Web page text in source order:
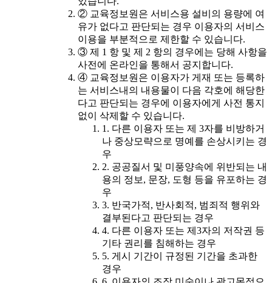
② 교육정보원은 서비스용 설비의 용량에 여
유가 없다고 판단되는 경우 이용자의 서비스
이용을 부분적으로 제한할 수 있습니다.
③ 제 1 항 및 제 2 항의 경우에는 당해 사항을
사전에 온라인을 통해서 공지합니다.
④ 교육정보원은 이용자가 게재 또는 등록하
는 서비스내의 내용물이 다음 각호에 해당한
다고 판단되는 경우에 이용자에게 사전 통지
없이 삭제할 수 있습니다.
1. 다른 이용자 또는 제 3자를 비방하거
나 중상모략으로 명예를 손상시키는 경
우
2. 공공질서 및 미풍양속에 위반되는 내
용의 정보, 문장, 도형 등을 유포하는 경
우
3. 반국가적, 반사회적, 범죄적 행위와
결부된다고 판단되는 경우
4. 다른 이용자 또는 제3자의 저작권 등
기타 권리를 침해하는 경우
5. 게시 기간이 규정된 기간을 초과한
경우